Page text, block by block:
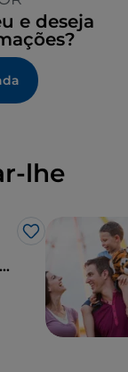
e deseja
lhe
Gosto